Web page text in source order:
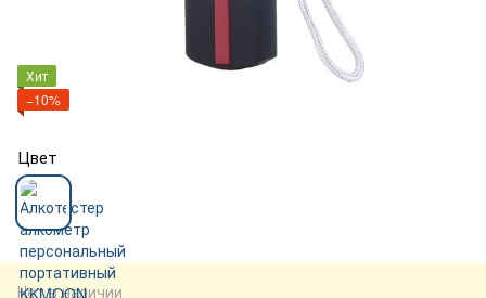
Хит
−10%
Цвет
Нет в наличии